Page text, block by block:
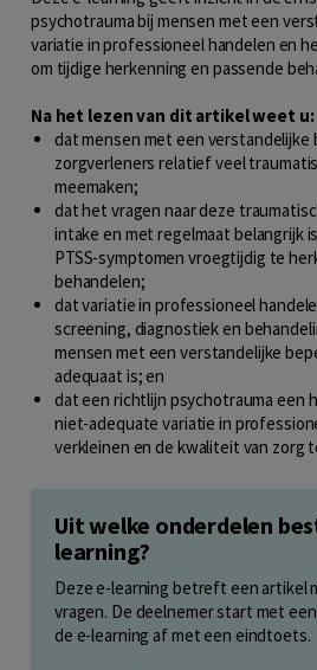
psychotrauma bij mensen met een
variatie in professioneel handelen en
om tijdige herkenning en passende
Na het lezen van dit artikel weet u:
dat mensen met een verstandelijke
zorgverleners relatief veel
meemaken;
dat het vragen naar deze
intake en met regelmaat belangrijk
PTSS-symptomen vroegtijdig te
behandelen;
dat variatie in professioneel
screening, diagnostiek en
mensen met een verstandelijke
adequaat is; en
dat een richtlijn psychotrauma een
niet-adequate variatie in
verkleinen en de kwaliteit van zorg
Uit welke onderdelen
learning?
Deze e-learning betreft een artikel
vragen. De deelnemer start met
de e-learning af met een eindtoets.